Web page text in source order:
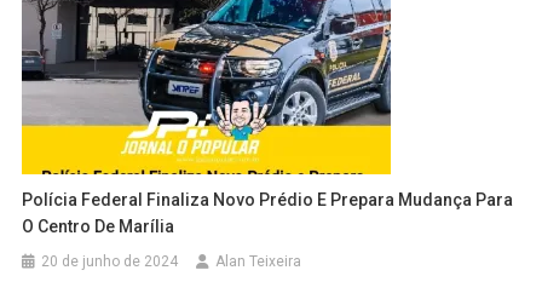
Polícia Federal Finaliza Novo Prédio E Prepara Mudança Para
O Centro De Marília
20 de junho de 2024 Alan Teixeira